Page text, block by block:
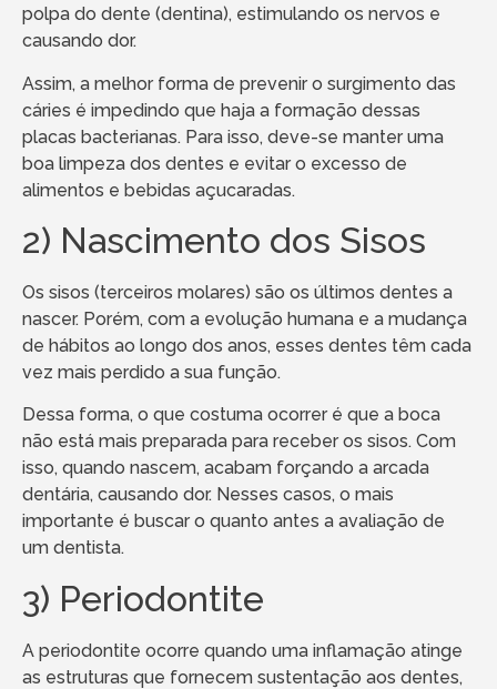
polpa do dente (dentina), estimulando os nervos e
causando dor.
Assim, a melhor forma de prevenir o surgimento das
cáries é impedindo que haja a formação dessas
placas bacterianas. Para isso, deve-se manter uma
boa limpeza dos dentes e evitar o excesso de
alimentos e bebidas açucaradas.
2) Nascimento dos Sisos
Os sisos (terceiros molares) são os últimos dentes a
nascer. Porém, com a evolução humana e a mudança
de hábitos ao longo dos anos, esses dentes têm cada
vez mais perdido a sua função.
Dessa forma, o que costuma ocorrer é que a boca
não está mais preparada para receber os sisos. Com
isso, quando nascem, acabam forçando a arcada
dentária, causando dor. Nesses casos, o mais
importante é buscar o quanto antes a avaliação de
um dentista.
3) Periodontite
A periodontite ocorre quando uma inflamação atinge
as estruturas que fornecem sustentação aos dentes,